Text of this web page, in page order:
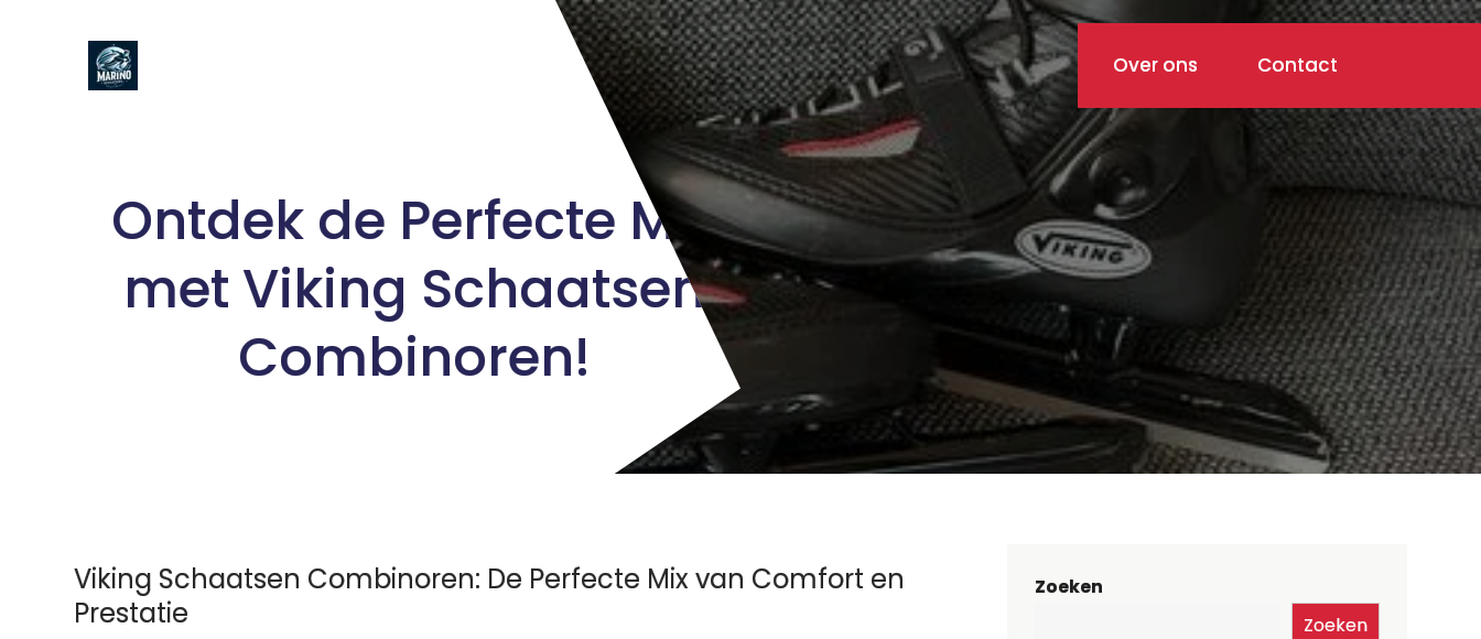
Over ons Contact
Ontdek de Perfecte Mix
met Viking Schaatsen
Combinoren!
Viking Schaatsen Combinoren: De Perfecte Mix van Comfort en
Prestatie
Zoeken
Zoeken